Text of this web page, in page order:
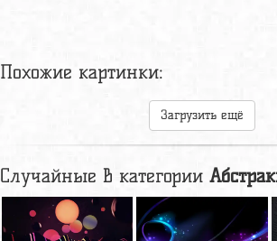
Похожие картинки:
Загрузить ещё
Случайные в категории